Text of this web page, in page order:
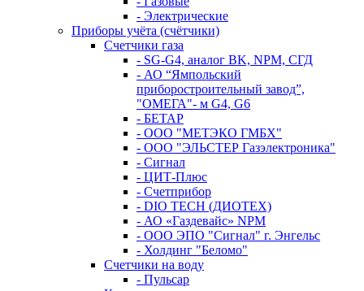
- Электрические
Приборы учёта (счётчики)
Счетчики газа
- SG-G4, аналог BK, NPM, СГД
- АО “Ямпольский
приборостроительный завод”,
"ОМЕГА"- м G4, G6
- БЕТАР
- ООО "МЕТЭКО ГМБХ"
- ООО "ЭЛЬСТЕР Газэлектроника"
- Сигнал
- ЦИТ-Плюс
- Счетприбор
- DIO TECH (ДИОТЕХ)
- АО «Газдевайс» NPM
- ООО ЭПО "Сигнал" г. Энгельс
- Холдинг "Беломо"
Счетчики на воду
- Пульсар